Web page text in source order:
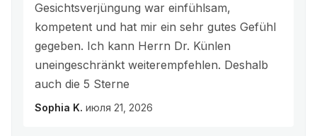
Gesichtsverjüngung war einfühlsam,
kompetent und hat mir ein sehr gutes Gefühl
gegeben. Ich kann Herrn Dr. Künlen
uneingeschränkt weiterempfehlen. Deshalb
auch die 5 Sterne
Sophia K. июля 21, 2026